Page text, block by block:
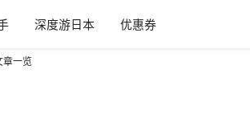
深度游日本 优惠券
章一览